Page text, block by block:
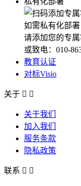
如需私有化部署
请添加您的专
或致电：010-
教育认证
对标Visio
关于  
关于我们
加入我们
服务条款
隐私政策
联系  